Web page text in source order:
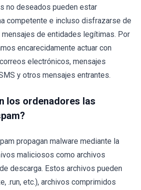
no deseados pueden estar
competente e incluso disfrazarse de
de entidades legítimas. Por
encarecidamente actuar con
electrónicos, mensajes
y otros mensajes entrantes.
los ordenadores las
propagan malware mediante la
maliciosos como archivos
descarga. Estos archivos pueden
.run, etc.), archivos comprimidos